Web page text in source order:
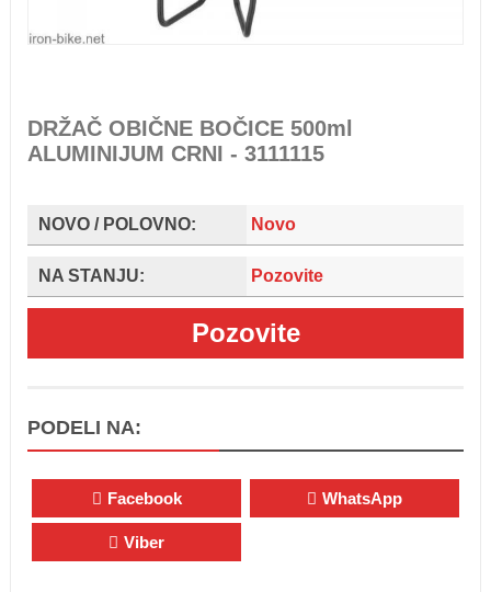
DRŽAČ OBIČNE BOČICE 500ml
ALUMINIJUM CRNI - 3111115
NOVO / POLOVNO: Novo
NA STANJU: Pozovite
Pozovite
PODELI NA:
Facebook WhatsApp
Viber